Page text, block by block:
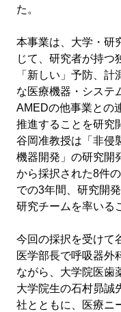
た。
本事業は、大学・研
じて、研究者が持つ
「新しい」予防、
な医療機器・システ
AMEDの他事業との
推進することを研究
谷岡准教授は「非侵
機器開発」の研究開
から採択された8件
での3年間、研究開
研究チームを率いる
今回の採択を受けて
医学部長で呼吸器外
ながら、大学院医歯
大学院生の石村昴誠
社とともに、医療ニ